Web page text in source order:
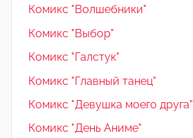
Комикс "Волшебники"
Комикс "Выбор"
Комикс "Галстук"
Комикс "Главный танец"
Комикс "Девушка моего друга"
Комикс "День Аниме"